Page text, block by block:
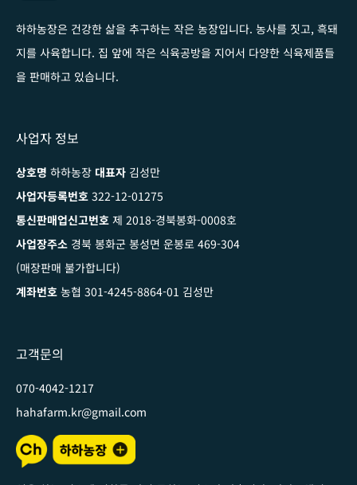
하하농장은 건강한 삶을 추구하는 작은 농장입니다. 농사를 짓고, 흑돼
지를 사육합니다. 집 앞에 작은 식육공방을 지어서 다양한 식육제품들
을 판매하고 있습니다.
사업자 정보
상호명 하하농장 대표자 김성만
사업자등록번호 322-12-01275
통신판매업신고번호 제 2018-경북봉화-0008호
사업장주소 경북 봉화군 봉성면 운봉로 469-304
(매장판매 불가합니다)
계좌번호 농협 301-4245-8864-01 김성만
고객문의
070-4042-1217
hahafarm.kr@gmail.com